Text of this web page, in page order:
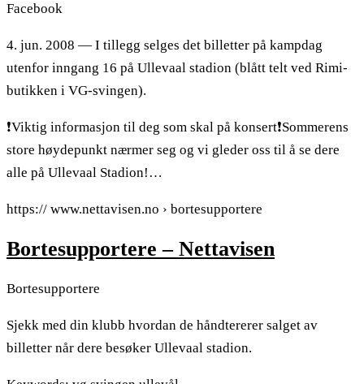
Facebook
4. jun. 2008 — I tillegg selges det billetter på kampdag
utenfor inngang 16 på Ullevaal stadion (blått telt ved Rimi-
butikken i VG-svingen).
❗️Viktig informasjon til deg som skal på konsert❗️Sommerens
store høydepunkt nærmer seg og vi gleder oss til å se dere
alle på Ullevaal Stadion!…
https:// www.nettavisen.no › bortesupportere
Bortesupportere – Nettavisen
Bortesupportere
Sjekk med din klubb hvordan de håndtererer salget av
billetter når dere besøker Ullevaal stadion.